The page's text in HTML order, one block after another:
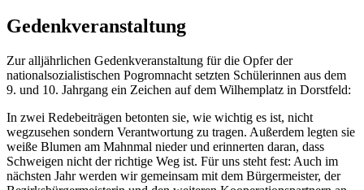
Gedenkveranstaltung
Zur alljährlichen Gedenkveranstaltung für die Opfer der
nationalsozialistischen Pogromnacht setzten Schülerinnen aus dem
9. und 10. Jahrgang ein Zeichen auf dem Wilhemplatz in Dorstfeld:
In zwei Redebeiträgen betonten sie, wie wichtig es ist, nicht
wegzusehen sondern Verantwortung zu tragen. Außerdem legten sie
weiße Blumen am Mahnmal nieder und erinnerten daran, dass
Schweigen nicht der richtige Weg ist. Für uns steht fest: Auch im
nächsten Jahr werden wir gemeinsam mit dem Bürgermeister, der